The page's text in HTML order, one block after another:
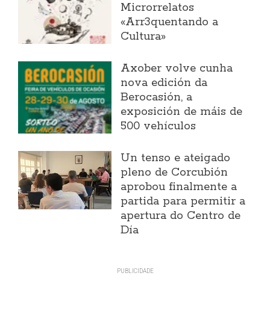
Microrrelatos
«Arr3quentando a
Cultura»
Axober volve cunha
nova edición da
Berocasión, a
exposición de máis de
500 vehículos
Un tenso e ateigado
pleno de Corcubión
aprobou finalmente a
partida para permitir a
apertura do Centro de
Día